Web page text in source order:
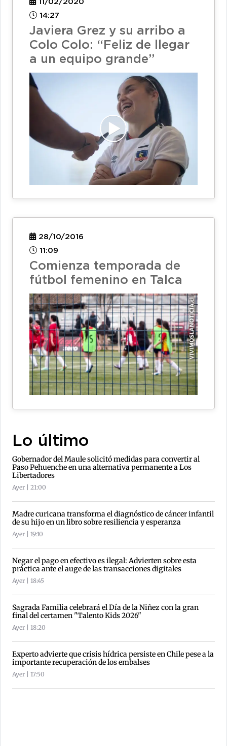
11/02/2020
14:27
Javiera Grez y su arribo a
Colo Colo: “Feliz de llegar
a un equipo grande”
28/10/2016
11:09
Comienza temporada de
fútbol femenino en Talca
Lo último
Gobernador del Maule solicitó medidas para convertir al
Paso Pehuenche en una alternativa permanente a Los
Libertadores
Ayer | 21:00
Madre curicana transforma el diagnóstico de cáncer infantil
de su hijo en un libro sobre resiliencia y esperanza
Ayer | 19:10
Negar el pago en efectivo es ilegal: Advierten sobre esta
práctica ante el auge de las transacciones digitales
Ayer | 18:45
Sagrada Familia celebrará el Día de la Niñez con la gran
final del certamen "Talento Kids 2026"
Ayer | 18:20
Experto advierte que crisis hídrica persiste en Chile pese a la
importante recuperación de los embalses
Ayer | 17:50